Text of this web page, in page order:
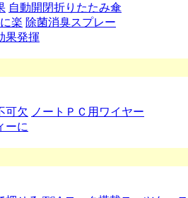
自動開閉折りたたみ傘
楽 除菌消臭スプレー
果発揮
可欠 ノートＰＣ用ワイヤー
ーに